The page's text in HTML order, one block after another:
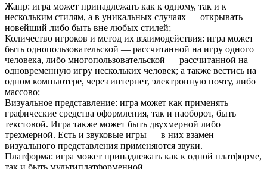
Жанр: игра может принадлежать как к одному, так и к
нескольким стилям, а в уникальных случаях — открывать
новейший либо быть вне любых стилей;
Количество игроков и метод их взаимодействия: игра может
быть однопользовательской — рассчитанной на игру одного
человека, либо многопользовательской — рассчитанной на
одновременную игру нескольких человек; а также вестись на
одном компьютере, через интернет, электронную почту, либо
массово;
Визуальное представление: игра может как применять
графические средства оформления, так и наоборот, быть
текстовой. Игра также может быть двухмерной либо
трехмерной. Есть и звуковые игры — в них взамен
визуального представления применяются звуки.
Платформа: игра может принадлежать как к одной платформе,
так и быть мультиплатформенной.